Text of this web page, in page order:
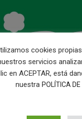
cookies
servicios
en ACEPTAR, está
nuestra POLÍTICA DE